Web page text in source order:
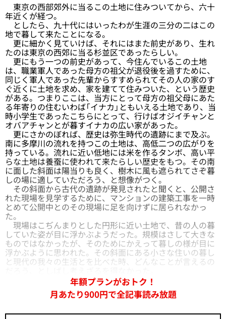
東京の西部郊外に当るこの土地に住みついてから、六十
年近くが経つ。
としたら、九十代にはいったわが生涯の三分の二はこの
地で暮して来たことになる。
更に細かく見ていけば、それにはまた前史があり、生れ
たのは東京の西郊に当る杉並区であったらしい。
更にもう一つの前史があって、今住んでいるこの土地
は、職業軍人であった母方の祖父が退役後を過すために、
同じく軍人であった先輩からすすめられてその人の家のす
ぐ近くに土地を求め、家を建てて住みついた、という歴史
がある。つまりここは、当方にとって母方の祖父母にあた
る年寄りの住むいわば「イナカ」ともいえる土地であり、当
時小学生であったこちらにとって、行けばオジイチャンと
オバアチャンとが暮すイナカの広い家があった。
更にさかのぼれば、歴史は弥生時代の遺跡にまで及ぶ。
南に多摩川の流れを持つこの土地は、高低二つの広がりを
持っている。流れに近い低地には米を作るタンボ、高い平
らな土地は養蚕に使われて来たらしい歴史をもつ。その南
に面した斜面は陽当りも良く、樹木に風も遮られてさぞ暮
しの場に適していただろう、と想像がつく。
その斜面から古代の遺跡が発見されたと聞くと、公開さ
れた現場を見学するために、マンションの建築工事を一時
とめて公開中とのその現場に足を向けずに居られなかっ
た。
現場はこぢんまりとした円形に近い土地で、昔の人の暮
していた姿が目に浮かぶようだった。規模はさして大きな
ものではなかったが、そのためにかえって暮しの様が目に
浮かぶように思われた。その斜面にある小さな住いの暮し
と現代の我々の生活とを比べた時、どんなことが言えるの
年額プランがおトク！
月あたり900円で全記事読み放題